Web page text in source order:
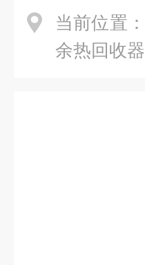
当前位置：
余热回收器